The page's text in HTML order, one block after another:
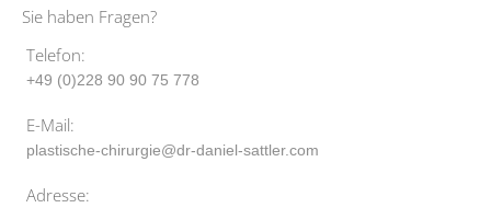
Sie haben Fragen?
Telefon:
+49 (0)228 90 90 75 778
E-Mail:
plastische-chirurgie@dr-daniel-sattler.com
Adresse: